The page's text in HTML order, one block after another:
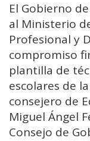
El Gobierno
al Ministerio
Profesional y
compromiso
plantilla de
escolares de
consejero de
Miguel Ángel
Consejo de